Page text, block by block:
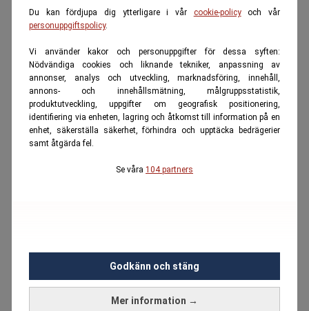
Du kan fördjupa dig ytterligare i vår cookie-policyoch vår
personuppgiftspolicy.
Vi använder kakor och personuppgifter för dessa syften:
Nödvändiga cookies och liknande tekniker, anpassning av
annonser, analys och utveckling, marknadsföring, innehåll,
annons- och innehållsmätning, målgruppsstatistik,
produktutveckling, uppgifter om geografisk positionering,
identifiering via enheten, lagring och åtkomst till information på en
enhet, säkerställa säkerhet, förhindra och upptäcka bedrägerier
samt åtgärda fel.
Se våra 104 partners
Mer information →
Godkänn och stäng